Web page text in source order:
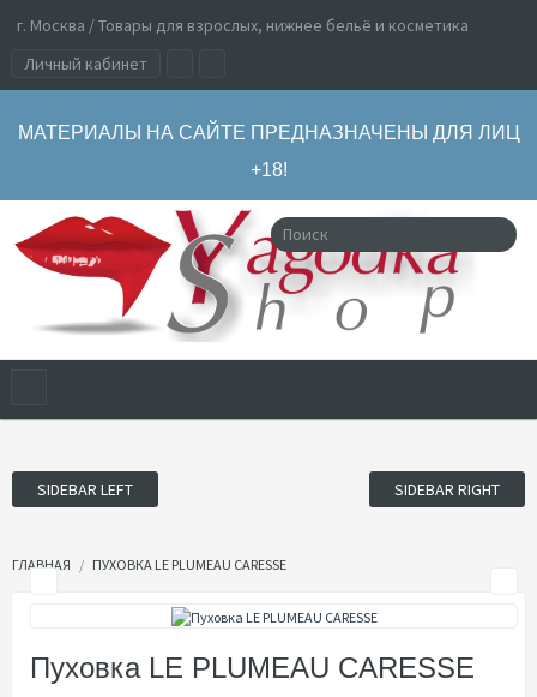
г. Москва / Товары для взрослых, нижнее бельё и косметика
Личный кабинет
МАТЕРИАЛЫ НА САЙТЕ ПРЕДНАЗНАЧЕНЫ ДЛЯ ЛИЦ
+18!
SIDEBAR LEFT SIDEBAR RIGHT
ГЛАВНАЯ ПУХОВКА LE PLUMEAU CARESSE
Пуховка LE PLUMEAU CARESSE